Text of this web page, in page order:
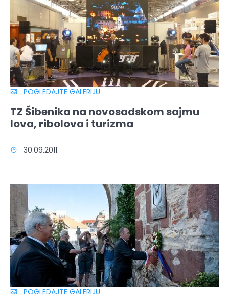
POGLEDAJTE GALERIJU
TZ Šibenika na novosadskom sajmu
lova, ribolova i turizma
30.09.2011.
POGLEDAJTE GALERIJU